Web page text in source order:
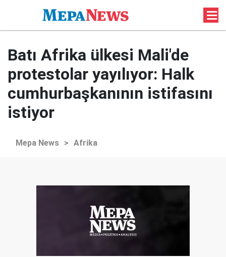
Batı Afrika ülkesi Mali'de
protestolar yayılıyor: Halk
cumhurbaşkanının istifasını
istiyor
Mepa News > Afrika